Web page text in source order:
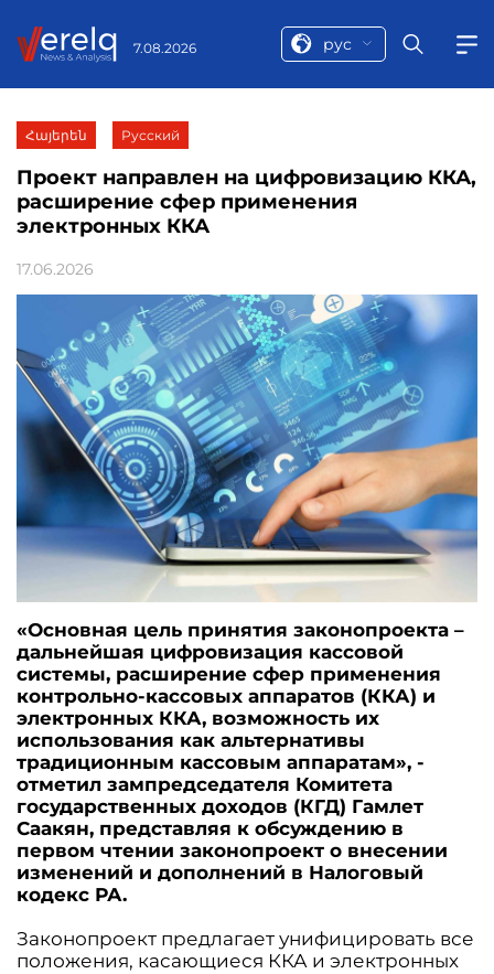
7.08.2026 рус
Հայերեն Русский
Проект направлен на цифровизацию ККА,
расширение сфер применения
электронных ККА
17.06.2026
«Основная цель принятия законопроекта –
дальнейшая цифровизация кассовой
системы, расширение сфер применения
контрольно-кассовых аппаратов (ККА) и
электронных ККА, возможность их
использования как альтернативы
традиционным кассовым аппаратам», -
отметил зампредседателя Комитета
государственных доходов (КГД) Гамлет
Саакян, представляя к обсуждению в
первом чтении законопроект о внесении
изменений и дополнений в Налоговый
кодекс РА.
Законопроект предлагает унифицировать все
положения, касающиеся ККА и электронных